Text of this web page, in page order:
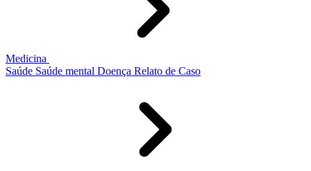
Medicina
Saúde Saúde mental Doença Relato de Caso